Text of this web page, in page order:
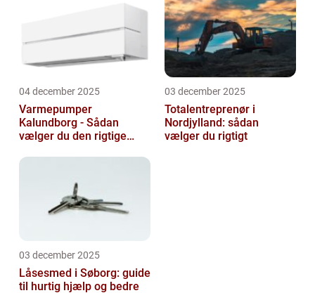
04 december 2025
Varmepumper
Kalundborg - Sådan
vælger du den rigtige
03 december 2025
Totalentreprenør i
Nordjylland: sådan
vælger du rigtigt
03 december 2025
Låsesmed i Søborg: guide
til hurtig hjælp og bedre